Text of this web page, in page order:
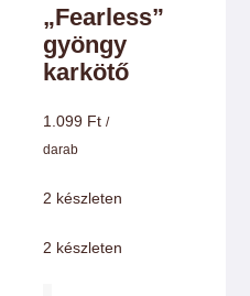
„Fearless”
gyöngy
karkötő
1.099 Ft /
darab
2 készleten
2 készleten